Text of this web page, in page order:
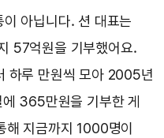
아닙니다. 션 대표는
57억원을 기부했어요.
하루 만원씩 모아 2005년
365만원을 기부한 게
지금까지 1000명이